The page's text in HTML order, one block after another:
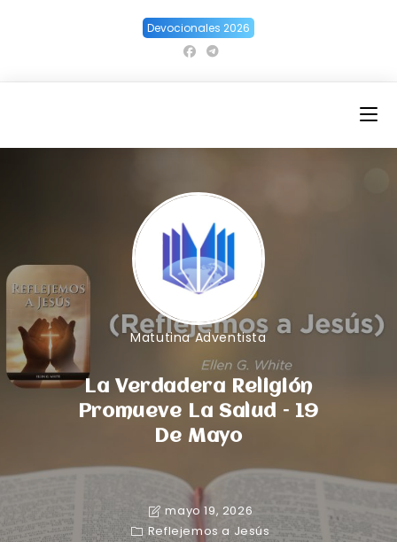
Devocionales 2026
Matutina Adventista
La Verdadera Religión
Promueve La Salud – 19
De Mayo
mayo 19, 2026
Reflejemos a Jesús